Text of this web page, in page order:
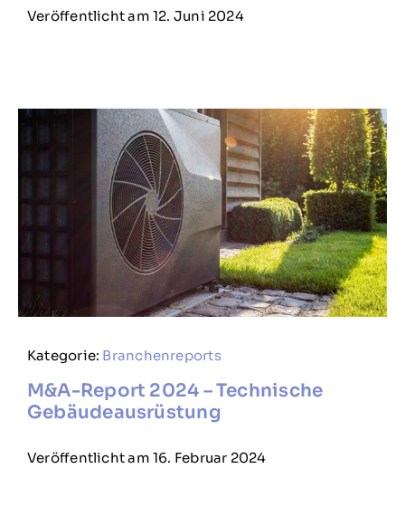
Veröffentlicht am 12. Juni 2024
Kategorie: Branchenreports
M&A-Report 2024 – Technische
Gebäudeausrüstung
Veröffentlicht am 16. Februar 2024